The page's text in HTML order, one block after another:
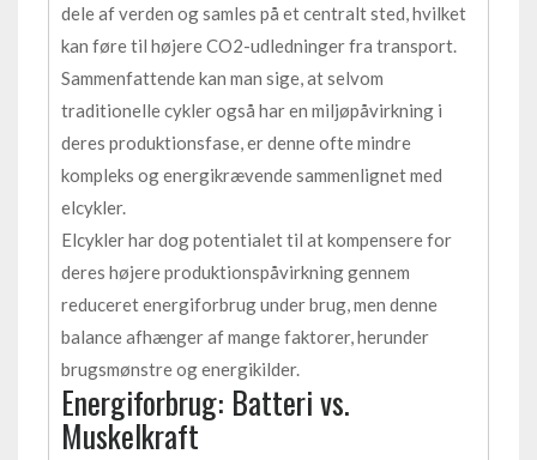
dele af verden og samles på et centralt sted, hvilket
kan føre til højere CO2-udledninger fra transport.
Sammenfattende kan man sige, at selvom
traditionelle cykler også har en miljøpåvirkning i
deres produktionsfase, er denne ofte mindre
kompleks og energikrævende sammenlignet med
elcykler.
Elcykler har dog potentialet til at kompensere for
deres højere produktionspåvirkning gennem
reduceret energiforbrug under brug, men denne
balance afhænger af mange faktorer, herunder
brugsmønstre og energikilder.
Energiforbrug: Batteri vs.
Muskelkraft